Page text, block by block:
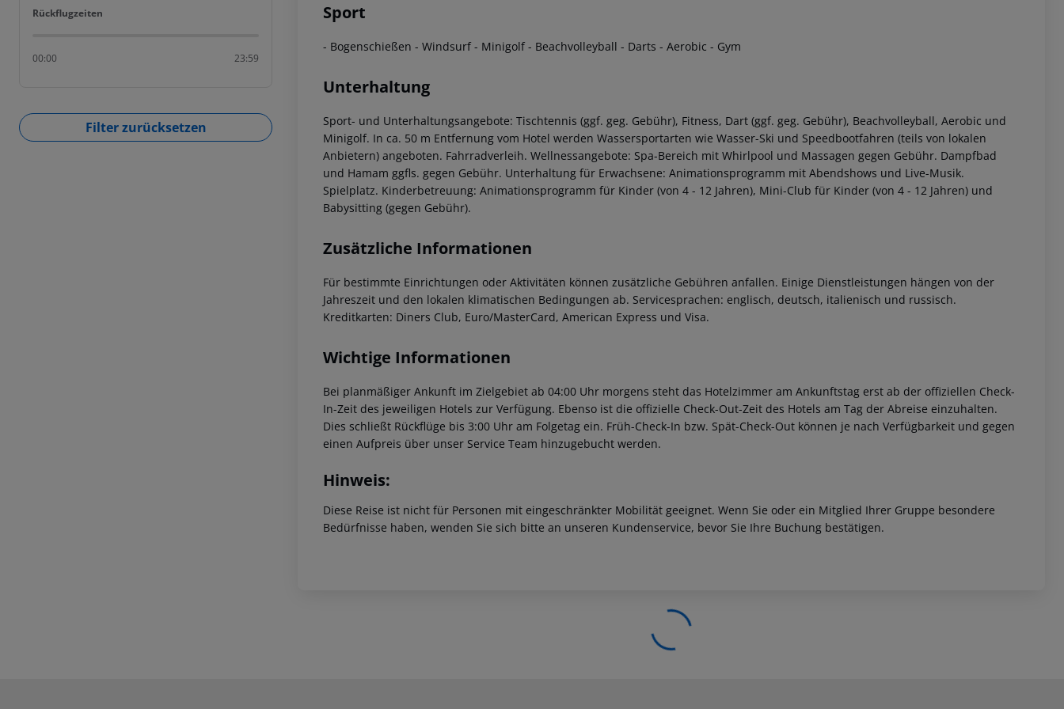
Rückflugzeiten
Rückflugzeiten
00:00 23:59
Filter zurücksetzen
Sport
- Bogenschießen - Windsurf - Minigolf - Beachvolleyball - Darts - Aerobic - Gym
Unterhaltung
Sport- und Unterhaltungsangebote: Tischtennis (ggf. geg. Gebühr), Fitness, Dart (ggf. geg. Gebühr), Beachvolleyball, Aerobic und
Minigolf. In ca. 50 m Entfernung vom Hotel werden Wassersportarten wie Wasser-Ski und Speedbootfahren (teils von lokalen
Anbietern) angeboten. Fahrradverleih. Wellnessangebote: Spa-Bereich mit Whirlpool und Massagen gegen Gebühr. Dampfbad
und Hamam ggfls. gegen Gebühr. Unterhaltung für Erwachsene: Animationsprogramm mit Abendshows und Live-Musik.
Spielplatz. Kinderbetreuung: Animationsprogramm für Kinder (von 4 - 12 Jahren), Mini-Club für Kinder (von 4 - 12 Jahren) und
Babysitting (gegen Gebühr).
Zusätzliche Informationen
Für bestimmte Einrichtungen oder Aktivitäten können zusätzliche Gebühren anfallen. Einige Dienstleistungen hängen von der
Jahreszeit und den lokalen klimatischen Bedingungen ab. Servicesprachen: englisch, deutsch, italienisch und russisch.
Kreditkarten: Diners Club, Euro/MasterCard, American Express und Visa.
Wichtige Informationen
Bei planmäßiger Ankunft im Zielgebiet ab 04:00 Uhr morgens steht das Hotelzimmer am Ankunftstag erst ab der offiziellen Check-
In-Zeit des jeweiligen Hotels zur Verfügung. Ebenso ist die offizielle Check-Out-Zeit des Hotels am Tag der Abreise einzuhalten.
Dies schließt Rückflüge bis 3:00 Uhr am Folgetag ein. Früh-Check-In bzw. Spät-Check-Out können je nach Verfügbarkeit und gegen
einen Aufpreis über unser Service Team hinzugebucht werden.
Hinweis:
Diese Reise ist nicht für Personen mit eingeschränkter Mobilität geeignet. Wenn Sie oder ein Mitglied Ihrer Gruppe besondere
Bedürfnisse haben, wenden Sie sich bitte an unseren Kundenservice, bevor Sie Ihre Buchung bestätigen.